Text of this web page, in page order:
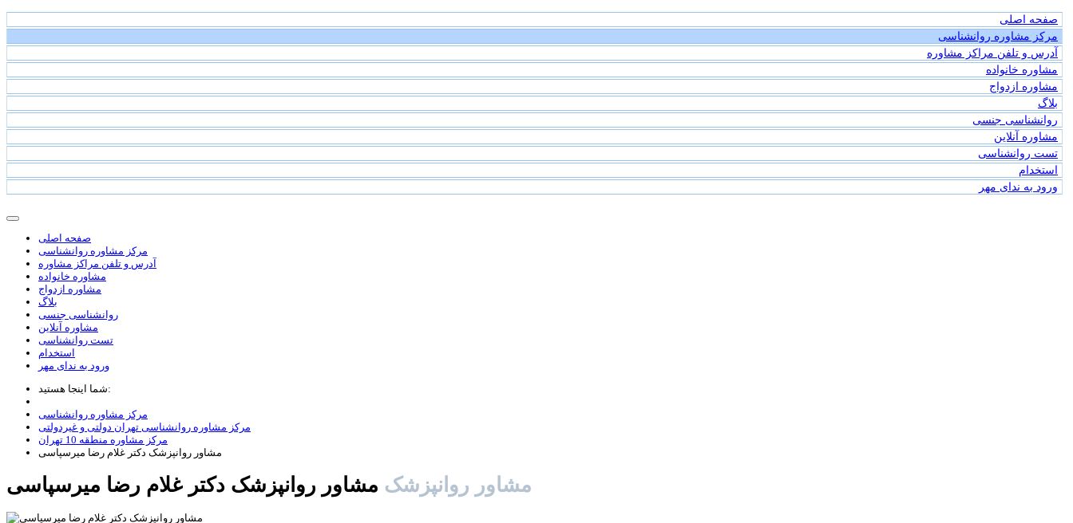
صفحه اصلی
مرکز مشاوره روانشناسی
آدرس و تلفن مراکز مشاوره
مشاوره خانواده
مشاوره ازدواج
بلاگ
روانشناسی جنسی
مشاوره آنلاین
تست روانشناسی
استخدام
ورود به ندای مهر
صفحه اصلی
مرکز مشاوره روانشناسی
آدرس و تلفن مراکز مشاوره
مشاوره خانواده
مشاوره ازدواج
بلاگ
روانشناسی جنسی
مشاوره آنلاین
تست روانشناسی
استخدام
ورود به ندای مهر
شما اینجا هستید:
مرکز مشاوره روانشناسی
مرکز مشاوره روانشناسی تهران دولتی و غیردولتی
مرکز مشاوره منطقه 10 تهران
مشاور روانپزشک دکتر غلام رضا میرسپاسی
مشاور روانپزشک